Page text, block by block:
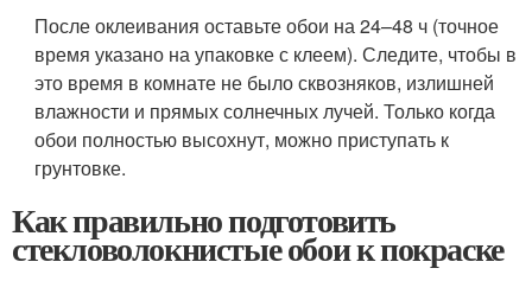
После оклеивания оставьте обои на 24–48 ч (точное
время указано на упаковке с клеем). Следите, чтобы в
это время в комнате не было сквозняков, излишней
влажности и прямых солнечных лучей. Только когда
обои полностью высохнут, можно приступать к
грунтовке.
Как правильно подготовить
стекловолокнистые обои к покраске